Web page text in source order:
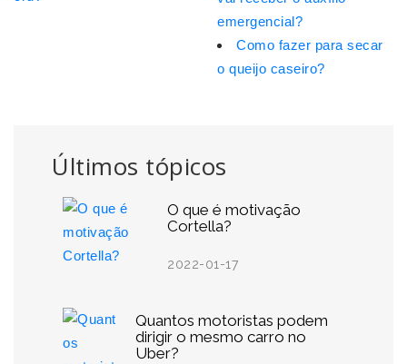
Últimos tópicos
O que é motivação
Cortella?
2022-01-17
Quantos motoristas podem
dirigir o mesmo carro no
Uber?
emergencial?
Como fazer para secar
o queijo caseiro?